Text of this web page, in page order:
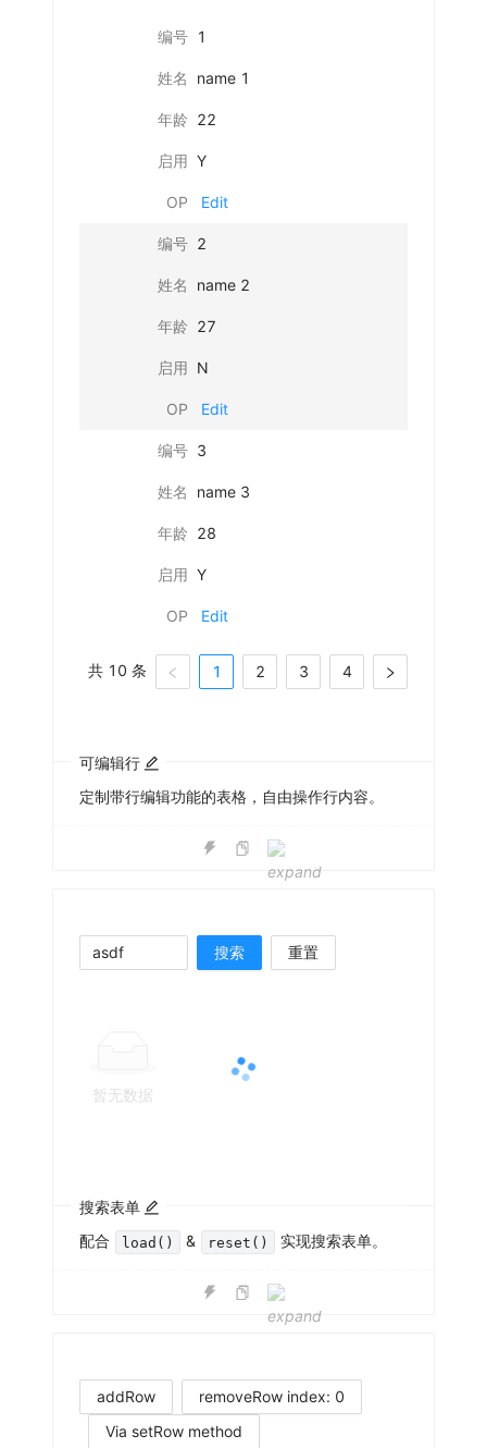
编号 1
姓名 name 1
年龄 22
启用 Y
OP Edit
编号 2
姓名 name 2
年龄 27
启用 N
OP Edit
编号 3
姓名 name 3
年龄 28
启用 Y
OP Edit
共 10 条 1 2 3 4
可编辑行
定制带行编辑功能的表格，自由操作行内容。
搜索 重置
暂无数据
搜索表单
配合
load() & reset() 实现搜索表单。
addRow
removeRow index: 0
Via setRow method